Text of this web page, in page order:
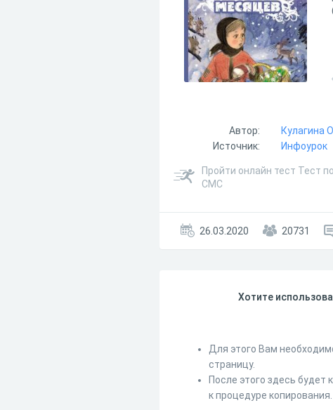
Автор:
Кулагина
Источник:
Инфоурок
Пройти онлайн тест Тест
СМС
26.03.2020 20731
Хотите
Для этого Вам
страницу.
После этого здесь
к процедуре копирования.